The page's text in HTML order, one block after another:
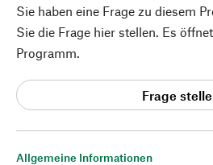
Allgemeine Informationen
Sie haben eine Frage zu diesem
Sie die Frage hier stellen. Es
Programm.
Frage